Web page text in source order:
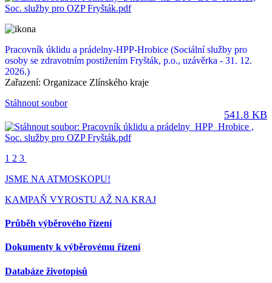
Pracovník úklidu a prádelny-HPP-Hrobice (Sociální služby pro
osoby se zdravotním postižením Fryšták, p.o., uzávěrka - 31. 12.
2026.)
Zařazení: Organizace Zlínského kraje
Stáhnout soubor
541.8 KB
1 2 3
JSME NA ATMOSKOPU!
KAMPAŇ VYROSTU AŽ NA KRAJ
Průběh výběrového řízení
Dokumenty k výběrovému řízení
Databáze životopisů